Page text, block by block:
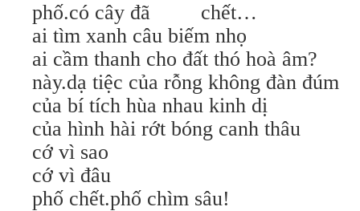
phố.có cây đã chết…
ai tìm xanh câu biếm nhọ
ai cầm thanh cho đất thó hoà âm?
này.dạ tiệc của rỗng không đàn đúm
của bí tích hùa nhau kinh dị
của hình hài rớt bóng canh thâu
cớ vì sao
cớ vì đâu
phố chết.phố chìm sâu!